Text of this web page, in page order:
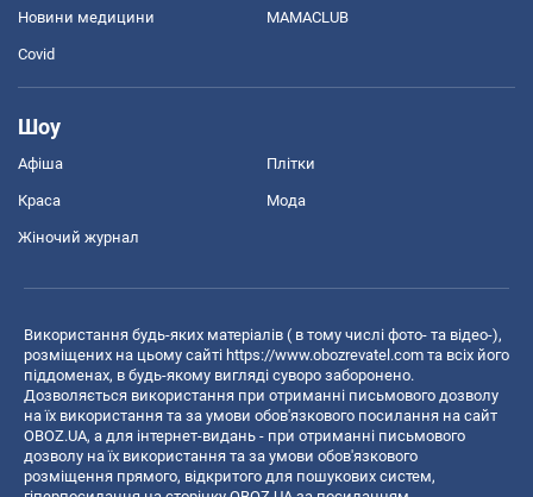
Новини медицини MAMACLUB
Covid
Шоу
Афіша Плітки
Краса Мода
Жіночий журнал
Використання будь-яких матеріалів ( в тому числі фото- та відео-),
розміщених на цьому сайті https://www.obozrevatel.com та всіх його
піддоменах, в будь-якому вигляді суворо заборонено.
Дозволяється використання при отриманні письмового дозволу
на їх використання та за умови обов'язкового посилання на сайт
OBOZ.UA, а для інтернет-видань - при отриманні письмового
дозволу на їх використання та за умови обов'язкового
розміщення прямого, відкритого для пошукових систем,